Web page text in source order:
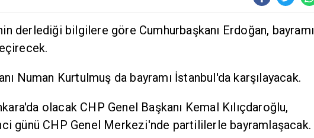
derlediği bilgilere göre Cumhurbaşkanı Erdoğan, bayramı
Numan Kurtulmuş da bayramı İstanbul'da karşılayacak.
olacak CHP Genel Başkanı Kemal Kılıçdaroğlu,
günü CHP Genel Merkezi'nde partililerle bayramlaşacak.